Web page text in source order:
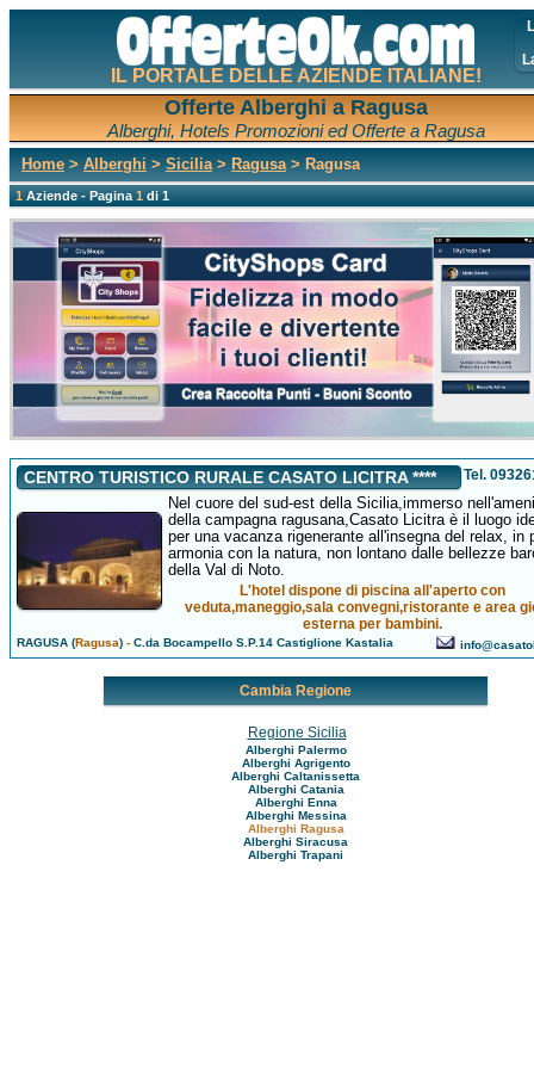
IL PORTALE DELLE AZIENDE ITALIANE!
Offerte Alberghi a Ragusa
Alberghi, Hotels Promozioni ed Offerte a Ragusa
Home > Alberghi > Sicilia> Ragusa> Ragusa
1Aziende - Pagina1di 1
CENTRO TURISTICO RURALE CASATO LICITRA **** Tel.
Nel cuore del sud-est della Sicilia,immerso
della campagna ragusana,Casato Licitra è il luogo
per una vacanza rigenerante all'insegna del relax, in
armonia con la natura, non lontano dalle bellezze
della Val di Noto.
L'hotel dispone di piscina all'aperto con
veduta,maneggio,sala convegni,ristorante e area
esterna per bambini.
RAGUSA (Ragusa) -C.da Bocampello S.P.14 Castiglione Kastalia
Cambia Regione
Regione Sicilia
Alberghi Palermo
Alberghi Agrigento
Alberghi Caltanissetta
Alberghi Catania
Alberghi Enna
Alberghi Messina
Alberghi Ragusa
Alberghi Siracusa
Alberghi Trapani